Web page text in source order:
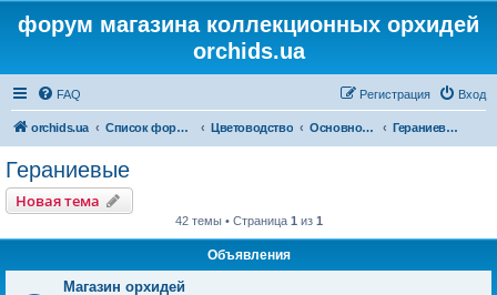
форум магазина коллекционных орхидей
orchids.ua
FAQ Вход
Регистрация
orchids.ua Список форумов Цветоводство Основной форум Гераниевые
Гераниевые
Новая тема
42 темы • Страница 1 из 1
Объявления
Магазин орхидей